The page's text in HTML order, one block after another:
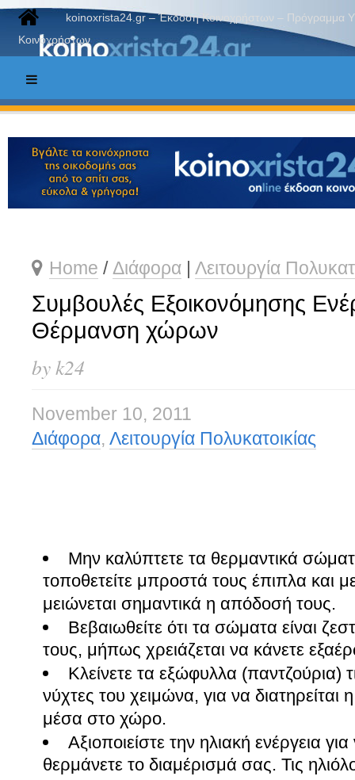
koinoxrista24.gr – Έκδοση Κοινοχρήστων – Πρόγραμμα
Κοινοχρήστων
Home / Διάφορα |Λειτουργία
Συμβουλές Εξοικονόμησης
Θέρμανση χώρων
by k24
November 10, 2011
Διάφορα,Λειτουργία Πολυκατοικίας
Μην καλύπτετε τα θερμαντικά
τοποθετείτε μπροστά τους έπιπλα και
μειώνεται σημαντικά η απόδοσή τους.
Βεβαιωθείτε ότι τα σώματα είναι
τους, μήπως χρειάζεται να κάνετε
Κλείνετε τα εξώφυλλα (παντζούρια)
νύχτες του χειμώνα, για να διατηρείται
μέσα στο χώρο.
Αξιοποιείστε την ηλιακή ενέργεια
θερμάνετε το διαμέρισμά σας. Τις